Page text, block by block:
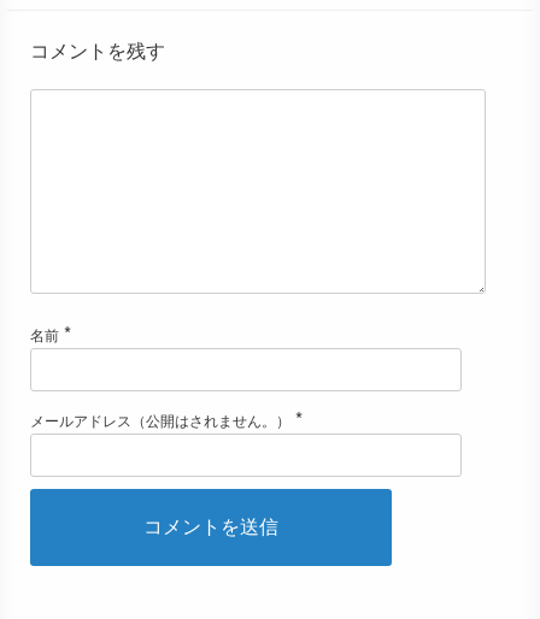
コメントを残す
名前 *
メールアドレス（公開はされません。） *